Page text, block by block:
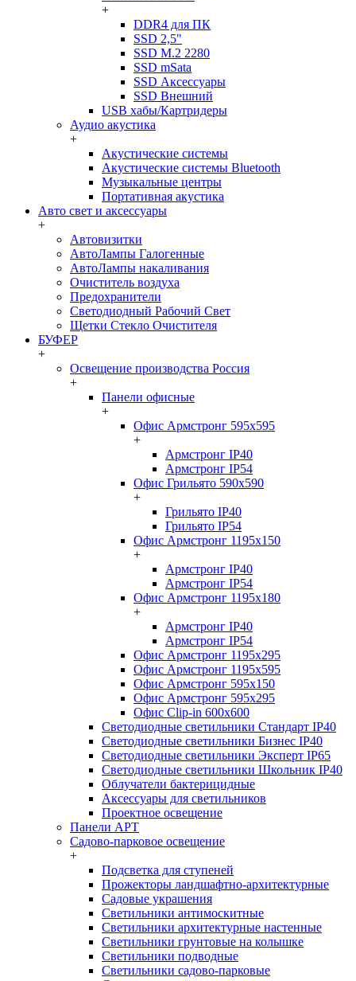
+
DDR4 для ПК
SSD 2,5"
SSD M.2 2280
SSD mSata
SSD Аксессуары
SSD Внешний
USB хабы/Картридеры
Аудио акустика
+
Акустические системы
Акустические системы Bluetooth
Музыкальные центры
Портативная акустика
Авто свет и аксессуары
+
Автовизитки
АвтоЛампы Галогенные
АвтоЛампы накаливания
Очиститель воздуха
Предохранители
Светодиодный Рабочий Свет
Щетки Стекло Очистителя
БУФЕР
+
Освещение производства Россия
+
Панели офисные
+
Офис Армстронг 595x595
+
Армстронг IP40
Армстронг IP54
Офис Грильято 590x590
+
Грильято IP40
Грильято IP54
Офис Армстронг 1195x150
+
Армстронг IP40
Армстронг IP54
Офис Армстронг 1195x180
+
Армстронг IP40
Армстронг IP54
Офис Армстронг 1195x295
Офис Армстронг 1195x595
Офис Армстронг 595x150
Офис Армстронг 595x295
Офис Clip-in 600x600
Светодиодные светильники Стандарт IP40
Светодиодные светильники Бизнес IP40
Светодиодные светильники Эксперт IP65
Светодиодные светильники Школьник IP40
Облучатели бактерицидные
Аксессуары для светильников
Проектное освещение
Панели АРТ
Садово-парковое освещение
+
Подсветка для ступеней
Прожекторы ландшафтно-архитектурные
Садовые украшения
Светильники антимоскитные
Светильники архитектурные настенные
Светильники грунтовые на колышке
Светильники подводные
Светильники садово-парковые